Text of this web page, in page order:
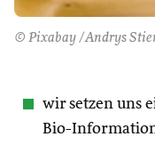
© Pixabay /Andrys
wir setzen uns
Bio-